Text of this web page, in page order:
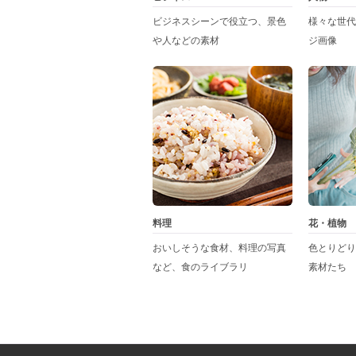
ビジネスシーンで役立つ、景色
や人などの素材
様々な世
ジ画像
料理
おいしそうな食材、料理の写真
など、食のライブラリ
花・植物
色とりど
素材たち